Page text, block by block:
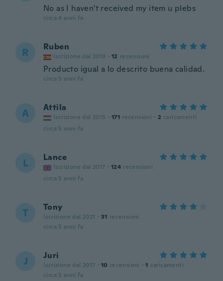
No as I haven't received my item u plebs
circa 4 anni fa
R Ruben
Iscrizione dal 2019 · 12 recensioni
Producto igual a lo descrito buena calidad.
circa 5 anni fa
A Attila
Iscrizione dal 2015 · 171 recensioni · 2 caricamenti
circa 5 anni fa
L Lance
Iscrizione dal 2017 · 124 recensioni
circa 5 anni fa
T Tony
Iscrizione dal 2021 · 31 recensioni
circa 5 anni fa
J Juri
Iscrizione dal 2017 · 10 recensioni · 1 caricamenti
circa 5 anni fa